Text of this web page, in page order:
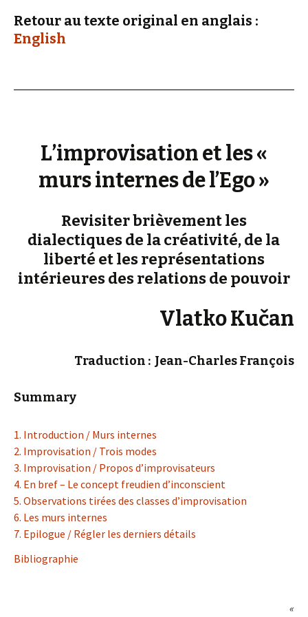
Retour au texte original en anglais :
English
L’improvisation et les «
murs internes de l’Ego »
Revisiter brièvement les
dialectiques de la créativité, de la
liberté et les représentations
intérieures des relations de pouvoir
Vlatko Kučan
Traduction : Jean-Charles François
Summary
1. Introduction / Murs internes
2. Improvisation / Trois modes
3. Improvisation / Propos d’improvisateurs
4. En bref – Le concept freudien d’inconscient
5. Observations tirées des classes d’improvisation
6. Les murs internes
7. Epilogue / Régler les derniers détails
Bibliographie
«